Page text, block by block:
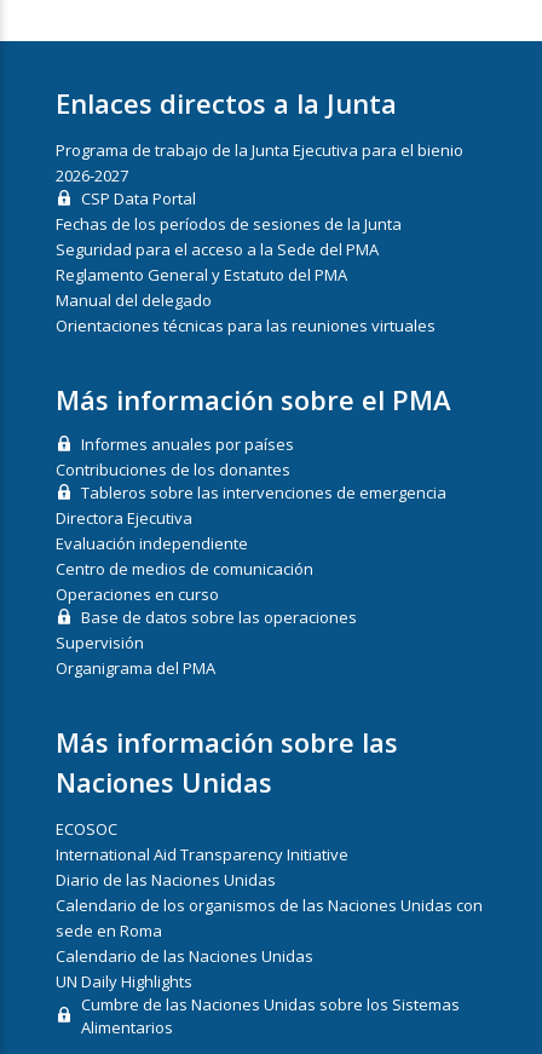
Enlaces directos a la Junta
Programa de trabajo de la Junta Ejecutiva para el bienio
2026-2027
CSP Data Portal
Fechas de los períodos de sesiones de la Junta
Seguridad para el acceso a la Sede del PMA
Reglamento General y Estatuto del PMA
Manual del delegado
Orientaciones técnicas para las reuniones virtuales
Más información sobre el PMA
Informes anuales por países
Contribuciones de los donantes
Tableros sobre las intervenciones de emergencia
Directora Ejecutiva
Evaluación independiente
Centro de medios de comunicación
Operaciones en curso
Base de datos sobre las operaciones
Supervisión
Organigrama del PMA
Más información sobre las
Naciones Unidas
ECOSOC
International Aid Transparency Initiative
Diario de las Naciones Unidas
Calendario de los organismos de las Naciones Unidas con
sede en Roma
Calendario de las Naciones Unidas
UN Daily Highlights
Cumbre de las Naciones Unidas sobre los Sistemas
Alimentarios